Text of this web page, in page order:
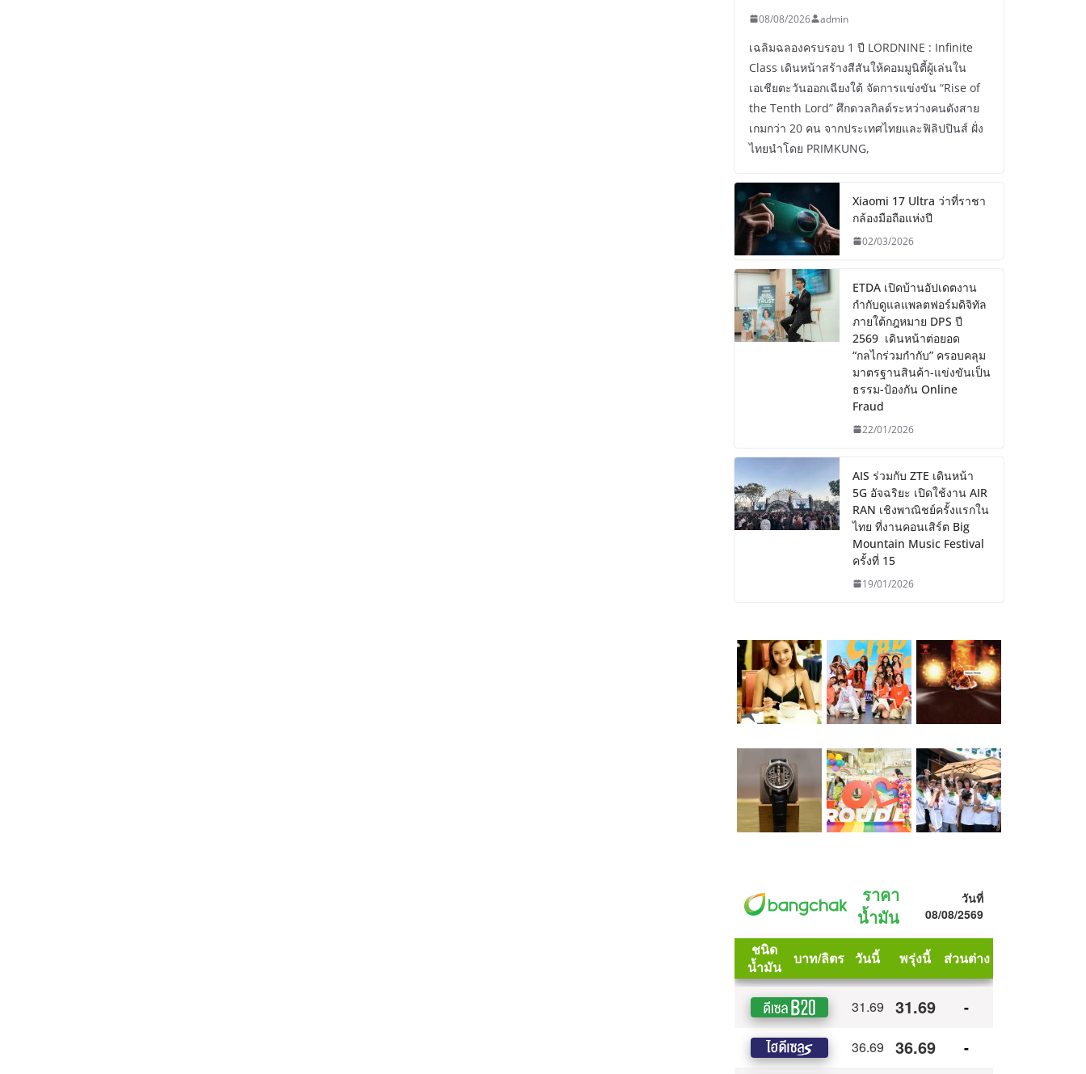
08/08/2026 admin
เฉลิมฉลองครบรอบ 1 ปี LORDNINE : Infinite
Class เดินหน้าสร้างสีสันให้คอมมูนิตี้ผู้เล่นใน
เอเชียตะวันออกเฉียงใต้ จัดการแข่งขัน “Rise of
the Tenth Lord” ศึกดวลกิลด์ระหว่างคนดังสาย
เกมกว่า 20 คน จากประเทศไทยและฟิลิปปินส์ ฝั่ง
ไทยนำโดย PRIMKUNG,
Xiaomi 17 Ultra ว่าที่ราชา
กล้องมือถือแห่งปี
02/03/2026
ETDA เปิดบ้านอัปเดตงาน
กำกับดูแลแพลตฟอร์มดิจิทัล
ภายใต้กฎหมาย DPS ปี
2569 เดินหน้าต่อยอด
“กลไกร่วมกำกับ” ครอบคลุม
มาตรฐานสินค้า-แข่งขันเป็น
ธรรม-ป้องกัน Online
Fraud
22/01/2026
AIS ร่วมกับ ZTE เดินหน้า
5G อัจฉริยะ เปิดใช้งาน AIR
RAN เชิงพาณิชย์ครั้งแรกใน
ไทย ที่งานคอนเสิร์ต Big
Mountain Music Festival
ครั้งที่ 15
19/01/2026